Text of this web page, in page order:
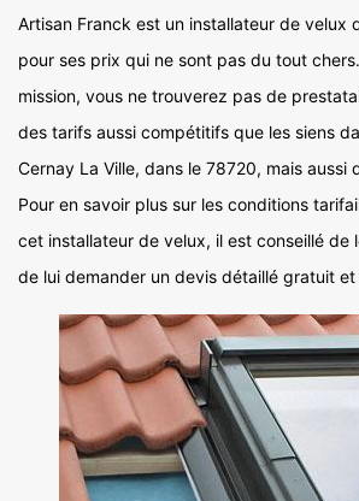
Artisan Franck est un installateur de velux
pour ses prix qui ne sont pas du tout
mission, vous ne trouverez pas de
des tarifs aussi compétitifs que les siens
Cernay La Ville, dans le 78720, mais aussi
Pour en savoir plus sur les conditions
cet installateur de velux, il est conseillé de
de lui demander un devis détaillé gratuit